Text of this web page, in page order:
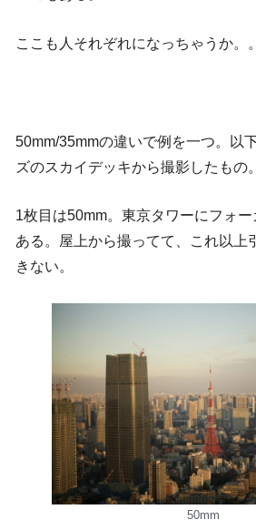
ここも人それぞれになっちゃうか。。
50mm/35mmの違いで例を一つ。以
ズのスカイデッキから撮影したもの。
1枚目は50mm。東京タワーにフォ
ある。屋上から撮ってて、これ以上
きない。
50mm